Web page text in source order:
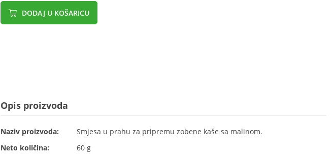
DODAJ U KOŠARICU
Opis proizvoda
Naziv proizvoda:
Smjesa u prahu za pripremu zobene kaše sa malinom.
Neto količina:
60 g